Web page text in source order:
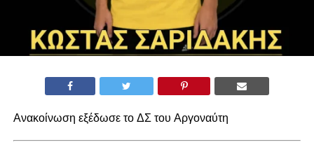
Ανακοίνωση εξέδωσε το ΔΣ του Αργοναύτη